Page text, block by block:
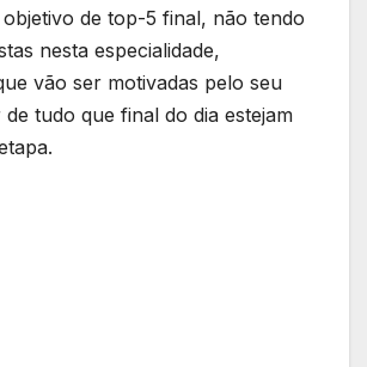
de top-5 final, não tendo
nesta especialidade,
vão ser motivadas pelo seu
tudo que final do dia estejam